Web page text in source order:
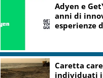
Adyen e
anni di
esperienze
Caretta
individuati